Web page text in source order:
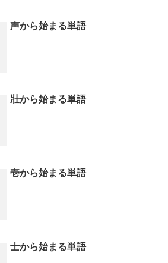
声から始まる単語
壯から始まる単語
壱から始まる単語
士から始まる単語